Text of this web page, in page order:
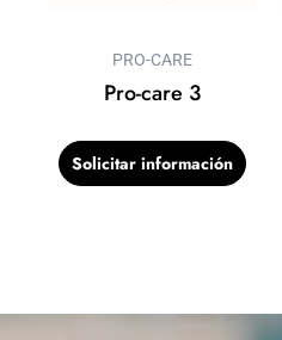
PRO-CARE
Pro-care 3
Solicitar información